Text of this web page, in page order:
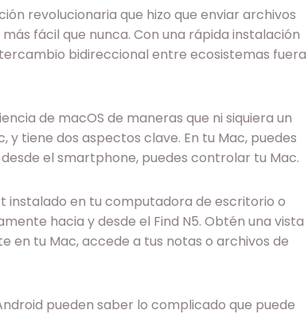
revolucionaria que hizo que enviar archivos
fácil que nunca. Con una rápida instalación
bidireccional entre ecosistemas fuera
de macOS de maneras que ni siquiera un
y tiene dos aspectos clave. En tu Mac, puedes
el smartphone, puedes controlar tu Mac.
instalado en tu computadora de escritorio o
hacia y desde el Find N5. Obtén una vista
en tu Mac, accede a tus notas o archivos de
pueden saber lo complicado que puede